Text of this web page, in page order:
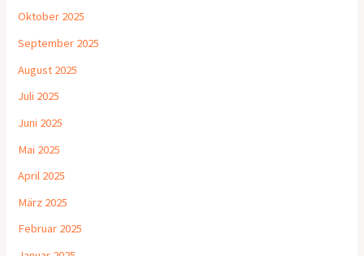
Oktober 2025
September 2025
August 2025
Juli 2025
Juni 2025
Mai 2025
April 2025
März 2025
Februar 2025